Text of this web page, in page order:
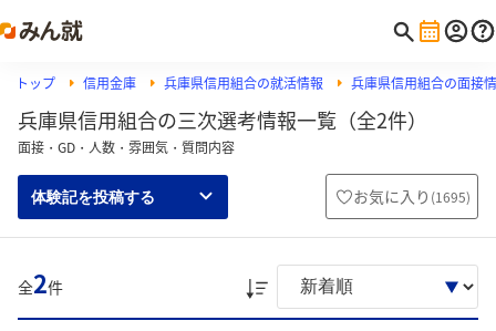
トップ 信用金庫 兵庫県信用組合の就活情報 兵庫県信用組合の面接
兵庫県信用組合の三次選考情報一覧（全2件）
面接・GD・人数・雰囲気・質問内容
体験記を投稿する お気に入り (1695)
全2件